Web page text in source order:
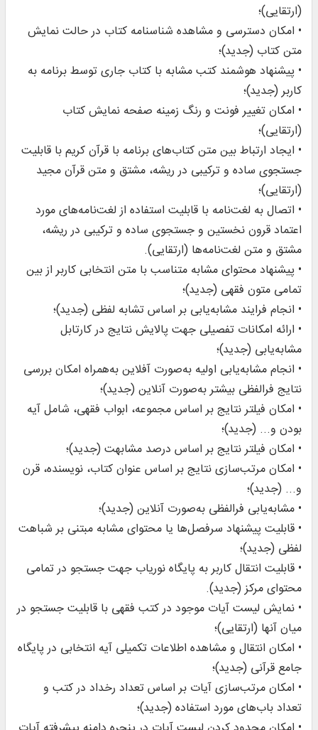
(ارتقایی)؛
• امکان دسترسی و مشاهده شناسنامه کتاب در حالت نمایش
متن کتاب (جدید)؛
• پیشنهاد هوشمند کتب مشابه با کتاب جاری توسط برنامه به
کاربر (جدید)؛
• امکان تغییر فونت و رنگ زمینه صفحه نمایش کتاب
(ارتقایی)؛
• ایجاد ارتباط بین متن کتاب‌های برنامه با قرآن کریم با قابلیت
جستجوى ساده و ترکیبى در ریشه، مشتق و متن قرآن مجید‌
(ارتقایی)؛
• اتصال به لغت‌نامه با قابلیت استفاده از لغت‌نامه‌های مورد
اعتماد قرون نخستین و جستجوى ساده و ترکیبى در ریشه،
مشتق و متن لغت‌نامه‌ها (ارتقایی).
• پیشنهاد محتوای مشابه متناسب با متن انتخابی کاربر از بین
تمامی متون فقهی (جدید)؛
• انجام فرایند مشابه‌یابی بر اساس تشابه لفظی (جدید)؛
• ارائه امکانات تفصیلی جهت پالایش نتایج در کارتابل
مشابه‌یابی (جدید)؛
• انجام مشابه‌یابی اولیه به‌صورت آفلاین به‌همراه امکان بررسی
نتایج فرالفظی بیشتر به‌صورت آنلاین (جدید)؛
• امکان فیلتر نتایج بر اساس مجموعه، ابواب فقهی، شامل آیه
بودن و... (جدید)؛
• امکان فیلتر نتایج بر اساس درصد مشابهت (جدید)؛
• امکان مرتب‌سازی نتایج بر اساس عنوان کتاب، نویسنده، قرن
و... (جدید)؛
• مشابه‌یابی فرالفظی به‌صورت آنلاین (جدید)؛
• قابلیت پیشنهاد سرفصل‌ها یا محتوای مشابه مبتنی بر شباهت
لفظی (جدید)؛
• قابلیت انتقال کاربر به پایگاه نوریاب جهت جستجو در تمامی
محتوای مرکز (جدید).
• نمایش لیست آیات موجود در کتب فقهی با قابلیت جستجو در
میان آنها (ارتقایی)؛
• امکان انتقال و مشاهده اطلاعات تکمیلی آیه انتخابی در پایگاه
جامع قرآنی (جدید)؛
• امکان مرتب‌سازی آیات بر اساس تعداد رخداد در کتب و
تعداد باب‌های مورد استفاده (جدید)؛